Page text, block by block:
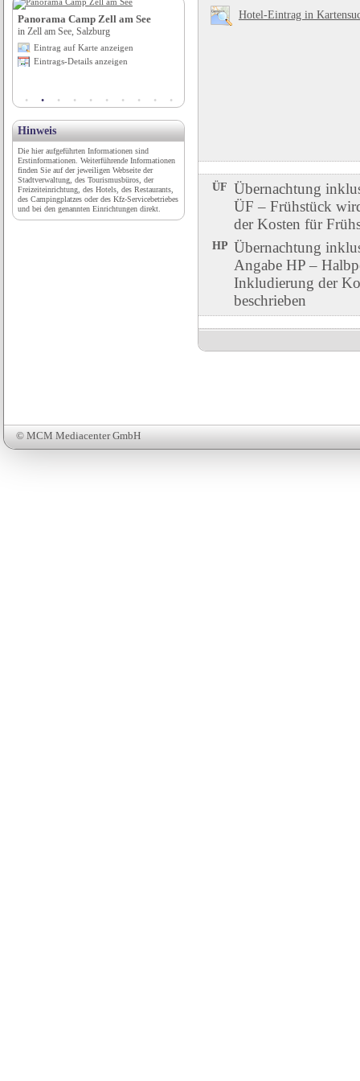
Hotel-Eintrag in
ÜF Übernachtung
ÜF – Frühstück
der Kosten für
HP Übernachtung
Angabe HP –
Inkludierung der
beschrieben
© MCM Mediacenter GmbH
Panorama Camp Zell am See
in Zell am See, Salzburg
Eintrag auf Karte anzeigen
Eintrags-Details anzeigen
Römerstadt Carnuntum
Hinweis
Die hier aufgeführten Informationen sind
Erstinformationen. Weiterführende Informationen
finden Sie auf der jeweiligen Webseite der
Stadtverwaltung, des Tourismusbüros, der
Freizeiteinrichtung, des Hotels, des Restaurants,
des Campingplatzes oder des Kfz-Servicebetriebes
und bei den genannten Einrichtungen direkt.